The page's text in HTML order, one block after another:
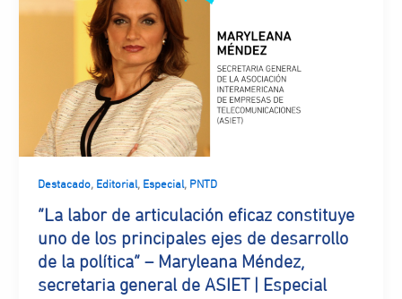
Destacado, Editorial, Especial, PNTD
“La labor de articulación eficaz constituye
uno de los principales ejes de desarrollo
de la política” – Maryleana Méndez,
secretaria general de ASIET | Especial